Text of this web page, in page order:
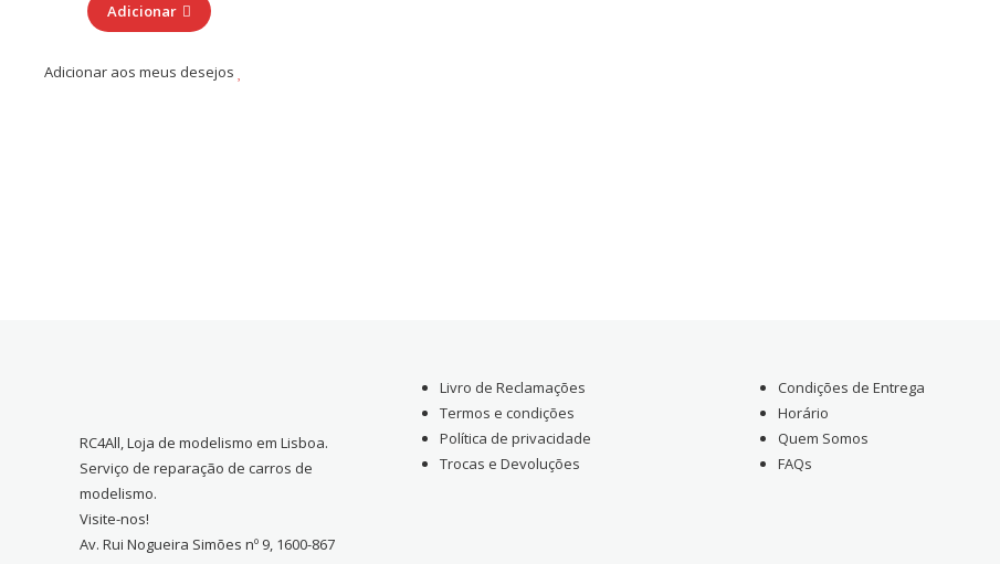
Adicionar
Adicionar aos meus desejos
RC4All, Loja de modelismo em Lisboa.
Serviço de reparação de carros de
modelismo.
Visite-nos!
Av. Rui Nogueira Simões nº 9, 1600-867
Livro de Reclamações
Termos e condições
Política de privacidade
Trocas e Devoluções
Condições de Entrega
Horário
Quem Somos
FAQs